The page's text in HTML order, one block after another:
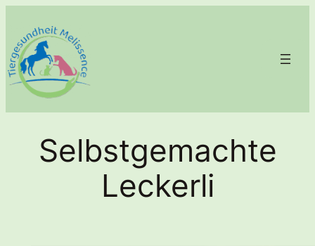
Inhalt
springen
Selbstgemachte
Leckerli